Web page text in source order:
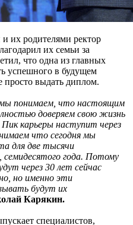
их родителями ректор
их семьи за
что одна из главных
успешного в будущем
просто выдать диплом.
понимаем, что настоящим
доверяем свою жизнь
карьеры наступит через
что сегодня мы
для две тысячи
года. Потому
через 30 лет сейчас
но именно эти
будут их
Карякин.
специалистов,